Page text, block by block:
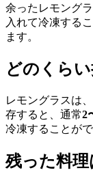
余ったレモング
入れて冷凍する
ます。
どのくら
レモングラスは
存すると、通常2
冷凍することが
残った料